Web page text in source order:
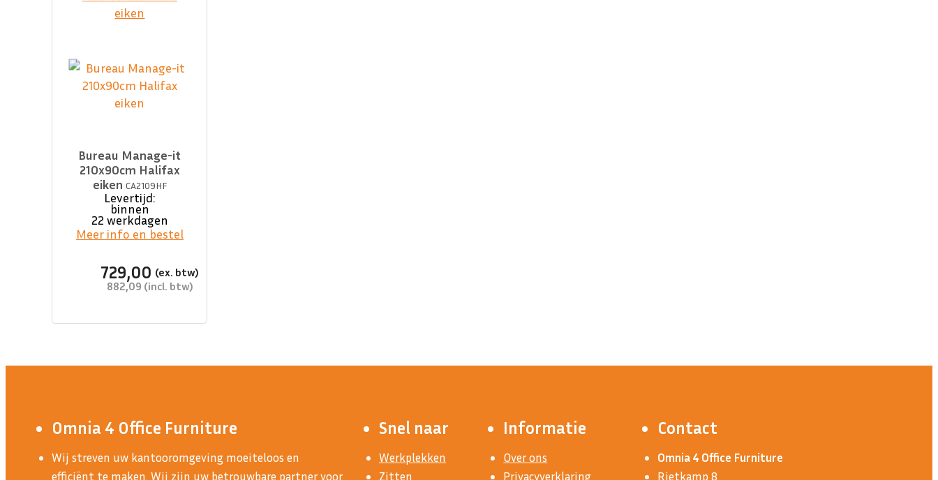
Bureau Manage-it
210x90cm Halifax
eiken CA2109HF
Levertijd:
binnen
22 werkdagen
729,00
882,09
Meer info en bestel
Omnia 4 Office Furniture
Wij streven uw kantooromgeving moeiteloos en
efficiënt te maken. Wij zijn uw betrouwbare partner voor
Snel naar
Werkplekken
Zitten
Informatie
Over ons
Privacyverklaring
Contact
Omnia 4 Office Furniture
Rietkamp 8